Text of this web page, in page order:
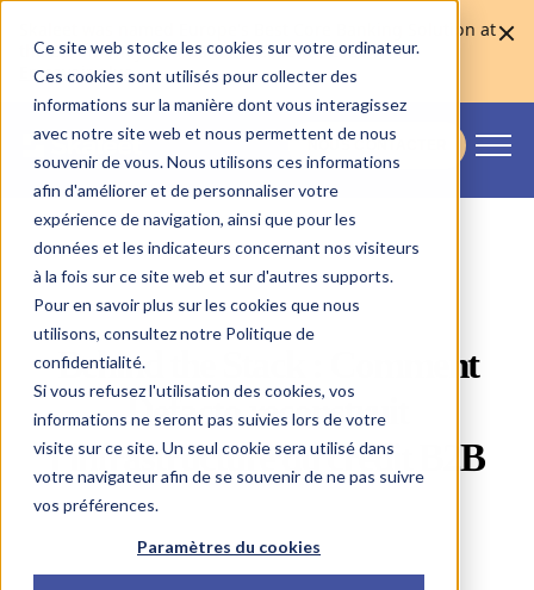
Ce site web stocke les cookies sur votre ordinateur.
Ces cookies sont utilisés pour collecter des
informations sur la manière dont vous interagissez
avec notre site web et nous permettent de nous
souvenir de vous. Nous utilisons ces informations
afin d'améliorer et de personnaliser votre
expérience de navigation, ainsi que pour les
données et les indicateurs concernant nos visiteurs
à la fois sur ce site web et sur d'autres supports.
Pour en savoir plus sur les cookies que nous
utilisons, consultez notre Politique de
confidentialité.
Si vous refusez l'utilisation des cookies, vos
informations ne seront pas suivies lors de votre
visite sur ce site. Un seul cookie sera utilisé dans
votre navigateur afin de se souvenir de ne pas suivre
vos préférences.
Paramètres du cookies
Skaleet was named Europe's Best Core Banking Solution at
the Euromoney Awards for Excellence 2026
En savoir plus
Skaleet
Behind the Stack : Comment
Defacto reconstruit
l’infrastructure du crédit B2B